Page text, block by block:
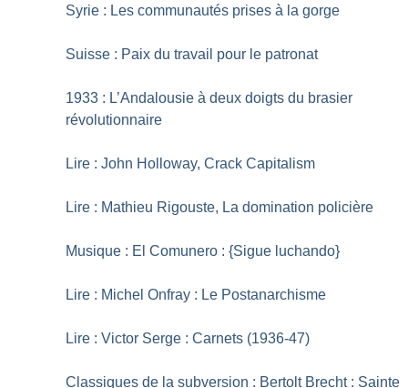
Syrie : Les communautés prises à la gorge
Suisse : Paix du travail pour le patronat
1933 : L’Andalousie à deux doigts du brasier
révolutionnaire
Lire : John Holloway, Crack Capitalism
Lire : Mathieu Rigouste, La domination policière
Musique : El Comunero : {Sigue luchando}
Lire : Michel Onfray : Le Postanarchisme
Lire : Victor Serge : Carnets (1936-47)
Classiques de la subversion : Bertolt Brecht : Sainte